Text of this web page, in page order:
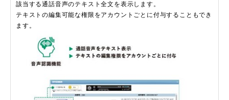
該当する通話音声のテキスト全文を表示します。
テキストの編集可能な権限をアカウントごとに付与することもでき
ます。